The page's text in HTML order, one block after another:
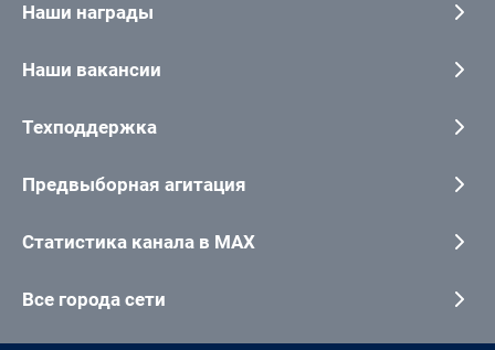
Наши награды
Наши вакансии
Техподдержка
Предвыборная агитация
Статистика канала в MAX
Все города сети